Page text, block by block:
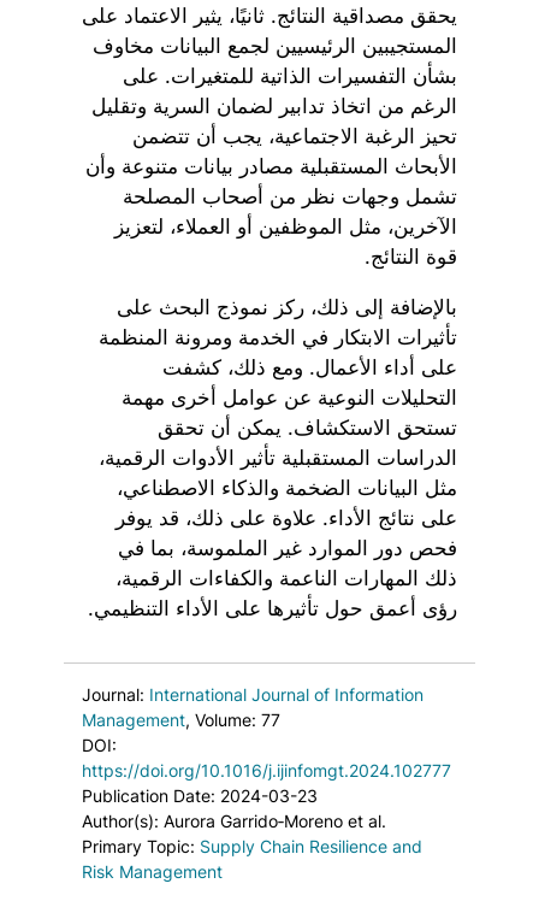
يحقق مصداقية النتائج. ثانيًا، يثير الاعتماد على
المستجيبين الرئيسيين لجمع البيانات مخاوف
بشأن التفسيرات الذاتية للمتغيرات. على
الرغم من اتخاذ تدابير لضمان السرية وتقليل
تحيز الرغبة الاجتماعية، يجب أن تتضمن
الأبحاث المستقبلية مصادر بيانات متنوعة وأن
تشمل وجهات نظر من أصحاب المصلحة
الآخرين، مثل الموظفين أو العملاء، لتعزيز
قوة النتائج.
بالإضافة إلى ذلك، ركز نموذج البحث على
تأثيرات الابتكار في الخدمة ومرونة المنظمة
على أداء الأعمال. ومع ذلك، كشفت
التحليلات النوعية عن عوامل أخرى مهمة
تستحق الاستكشاف. يمكن أن تحقق
الدراسات المستقبلية تأثير الأدوات الرقمية،
مثل البيانات الضخمة والذكاء الاصطناعي،
على نتائج الأداء. علاوة على ذلك، قد يوفر
فحص دور الموارد غير الملموسة، بما في
ذلك المهارات الناعمة والكفاءات الرقمية،
رؤى أعمق حول تأثيرها على الأداء التنظيمي.
Journal: International Journal of Information
Management, Volume: 77
DOI:
https://doi.org/10.1016/j.ijinfomgt.2024.102777
Publication Date: 2024-03-23
Author(s): Aurora Garrido‐Moreno et al.
Primary Topic: Supply Chain Resilience and
Risk Management